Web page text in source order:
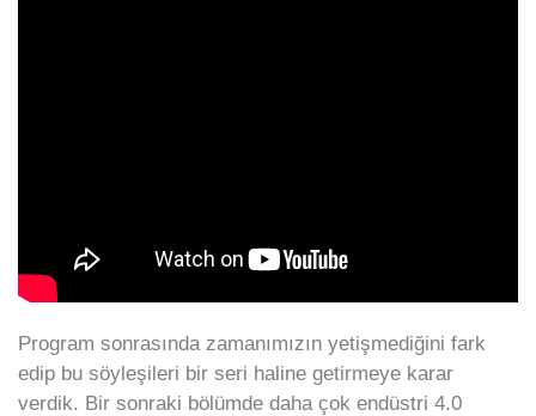
Program sonrasında zamanımızın yetişmediğini fark
edip bu söyleşileri bir seri haline getirmeye karar
verdik. Bir sonraki bölümde daha çok endüstri 4.0